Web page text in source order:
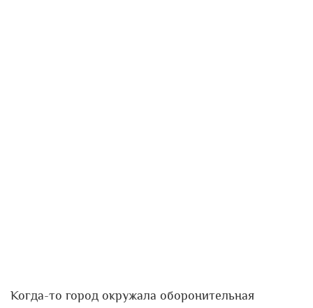
Когда-то город окружала оборонительная